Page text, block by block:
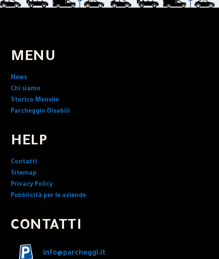
MENU
News
Chi siamo
Storico Mensile
Parcheggio Disabili
HELP
Contatti
Sitemap
Privacy Policy
Pubblicità per le aziende
CONTATTI
info@parcheggi.it